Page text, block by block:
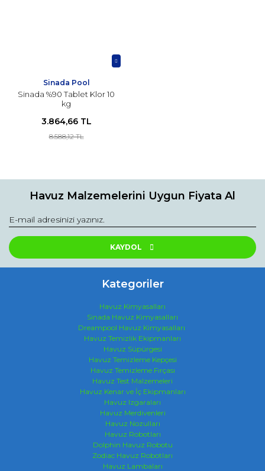
Sinada Pool
Sinada %90 Tablet Klor 10
kg
3.864,66 TL
8.588,12 TL
Havuz Malzemelerini Uygun Fiyata Al
KAYDOL
Kategoriler
Havuz Kimyasalları
Sinada Havuz Kimyasalları
Dreampool Havuz Kimyasalları
Havuz Temizlik Ekipmanları
Havuz Süpürgesi
Havuz Temizleme Kepçesi
Havuz Temizleme Fırçası
Havuz Test Malzemeleri
Havuz Kenar ve İç Ekipmanları
Havuz Izgaraları
Havuz Merdivenleri
Havuz Nozulları
Havuz Robotları
Dolphin Havuz Robotu
Zodiac Havuz Robotları
Havuz Lambaları